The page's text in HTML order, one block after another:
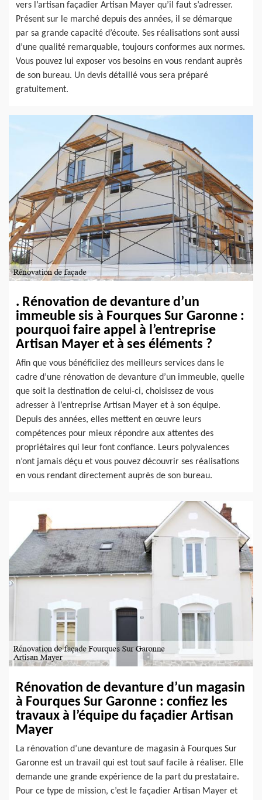
vers l’artisan façadier Artisan Mayer qu’il faut s’adresser.
Présent sur le marché depuis des années, il se démarque
par sa grande capacité d’écoute. Ses réalisations sont aussi
d’une qualité remarquable, toujours conformes aux normes.
Vous pouvez lui exposer vos besoins en vous rendant auprès
de son bureau. Un devis détaillé vous sera préparé
gratuitement.
. Rénovation de devanture d’un
immeuble sis à Fourques Sur Garonne :
pourquoi faire appel à l’entreprise
Artisan Mayer et à ses éléments ?
Afin que vous bénéficiiez des meilleurs services dans le
cadre d’une rénovation de devanture d’un immeuble, quelle
que soit la destination de celui-ci, choisissez de vous
adresser à l’entreprise Artisan Mayer et à son équipe.
Depuis des années, elles mettent en œuvre leurs
compétences pour mieux répondre aux attentes des
propriétaires qui leur font confiance. Leurs polyvalences
n’ont jamais déçu et vous pouvez découvrir ses réalisations
en vous rendant directement auprès de son bureau.
Rénovation de devanture d’un magasin
à Fourques Sur Garonne : confiez les
travaux à l’équipe du façadier Artisan
Mayer
La rénovation d’une devanture de magasin à Fourques Sur
Garonne est un travail qui est tout sauf facile à réaliser. Elle
demande une grande expérience de la part du prestataire.
Pour ce type de mission, c’est le façadier Artisan Mayer et